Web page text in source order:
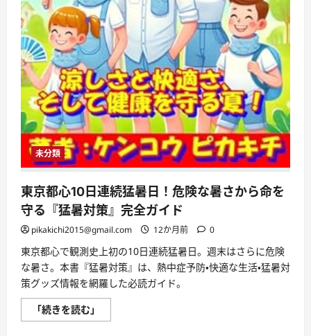
未分類
東京都心10日連続猛暑日！危険な暑さから命を
守る『猛暑対策』完全ガイド
pikakichi2015@gmail.com 12か月前 0
東京都心で観測史上初の10日連続猛暑日。週末はさらに危険
な暑さ。本書『猛暑対策』は、熱中症予防・快適な生活・猛暑対
策グッズ情報を網羅した必読ガイド。
「続きを読む」
京